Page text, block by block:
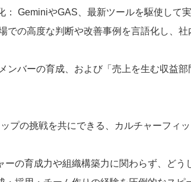
： GeminiやGAS、最新ツールを駆使して
での高度な判断や改善事例を言語化し、
ンバーの育成、および「売上を生む収益
プの挑戦を共にできる、カルチャーフィ
ーの育成力や組織構築力に関わらず、ど